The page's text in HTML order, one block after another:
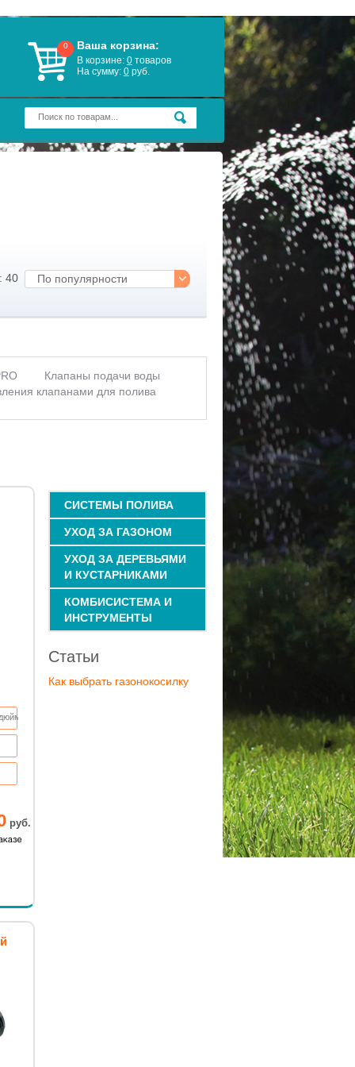
0 Ваша корзина:
В корзине: 0 товаров
На сумму: 0руб.
40 По популярности
Клапаны подачи воды
клапанами для полива
Автоматические поливы в
полива
управление поливом
СИСТЕМЫ ПОЛИВА
УХОД ЗА ГАЗОНОМ
УХОД ЗА ДЕРЕВЬЯМИ
И КУСТАРНИКАМИ
КОМБИСИСТЕМА И
ИНСТРУМЕНТЫ
Статьи
Как выбрать газонокосилку
руб.